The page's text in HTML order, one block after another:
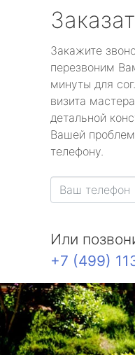
Закажите
перезвоним
минуты для
визита
детальной
Вашей
телефону.
Или
+7 (499)